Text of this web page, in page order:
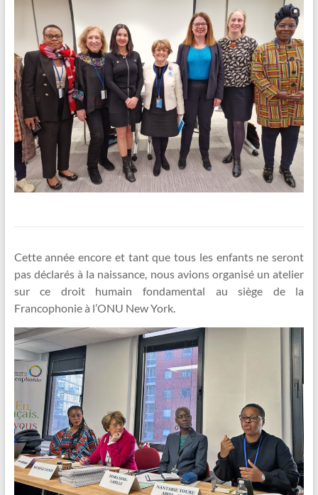
Cette année encore et tant que tous les enfants ne seront
pas déclarés à la naissance, nous avions organisé un atelier
sur ce droit humain fondamental au siège de la
Francophonie à l’ONU New York.